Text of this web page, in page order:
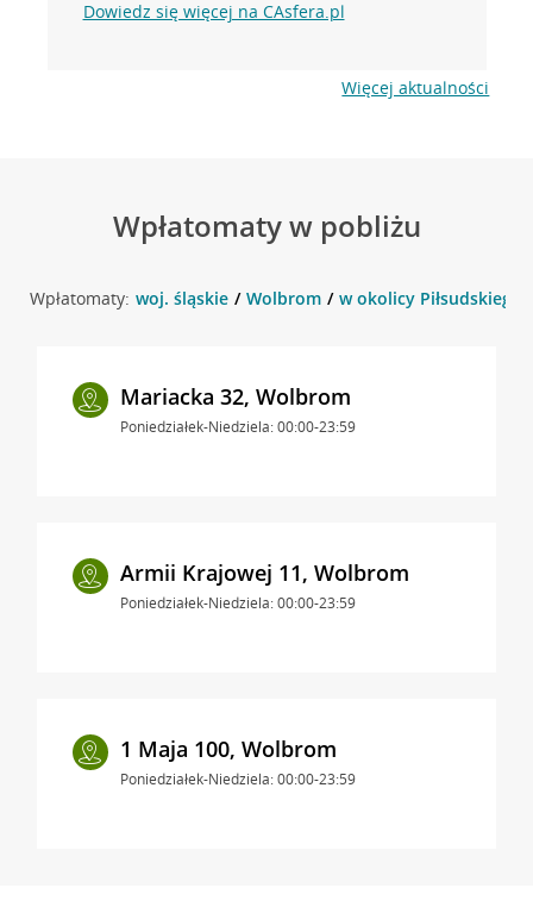
Dowiedz się więcej na CAsfera.pl
Więcej aktualności
Wpłatomaty w pobliżu
Wpłatomaty: woj. śląskie Wolbrom w okolicy Piłsudskiego
Mariacka 32, Wolbrom
Poniedziałek-Niedziela: 00:00-23:59
Armii Krajowej 11, Wolbrom
Poniedziałek-Niedziela: 00:00-23:59
1 Maja 100, Wolbrom
Poniedziałek-Niedziela: 00:00-23:59